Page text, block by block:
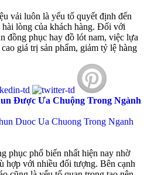
vải luôn là yếu tố quyết định đến
lòng của khách hàng. Đối với
đồng phục hay đồ lót nam, việc lựa
giá trị sản phẩm, giảm tỷ lệ hàng
Được Ưa Chuộng Trong Ngành
phục phổ biến nhất hiện nay nhờ
hợp với nhiều đối tượng. Bên cạnh